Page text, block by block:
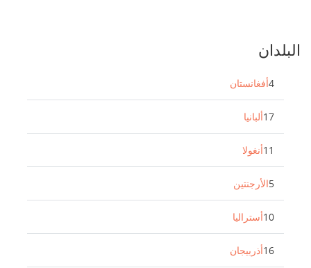
البلدان
أفغانستان4
ألبانيا17
أنغولا11
الأرجنتين5
أستراليا10
أذربيجان16